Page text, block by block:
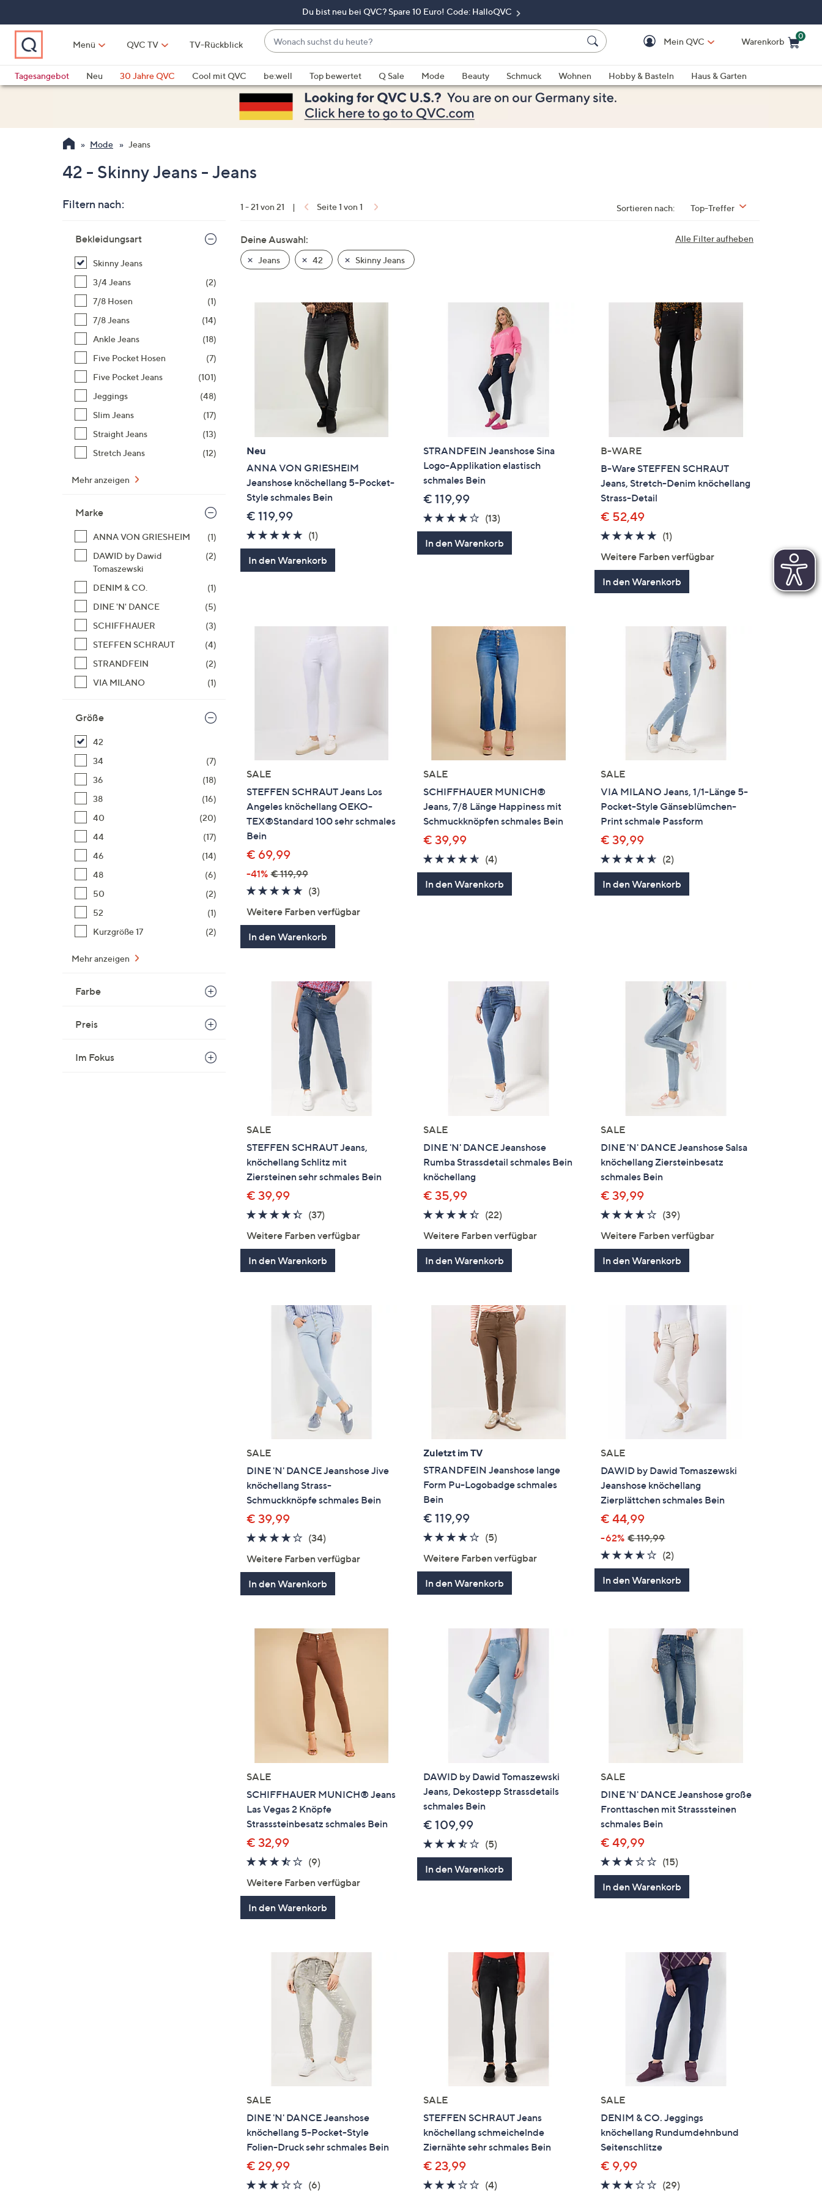
springen
Du bist neu bei QVC? Spare 10 Euro! Code: HalloQVC
Menü QVC TV TV-Rückblick
Wonach
suchst
du
heute?
Vorschläge
verfügbar
sind,
verwenden
und
unten
oder
wischen
anzuzeigen.
Mein QVC Warenkorb
0
Tagesangebot
Neu 30 Jahre QVC Cool mit QVC be:well Top bewertet Q Sale Mode Beauty Schmuck Wohnen Hobby & Basteln
Haus & Garten
Mode Jeans
42 - Skinny Jeans - Jeans
Filtern nach:
Produktliste
Bekleidungsart
Skinny Jeans
3/4 Jeans
(2)
7/8 Hosen
(1)
7/8 Jeans
(14)
Ankle Jeans
(18)
Five Pocket Hosen
(7)
Five Pocket Jeans
(101)
Jeggings
(48)
Slim Jeans
(17)
Straight Jeans
(13)
Stretch Jeans
(12)
Mehr anzeigen
Marke
ANNA VON GRIESHEIM
(1)
DAWID by Dawid
Tomaszewski
(2)
DENIM & CO.
(1)
DINE 'N' DANCE
(5)
SCHIFFHAUER
(3)
STEFFEN SCHRAUT
(4)
STRANDFEIN
(2)
VIA MILANO
(1)
Größe
42
34
(7)
36
(18)
38
(16)
40
(20)
44
(17)
46
(14)
48
(6)
50
(2)
52
(1)
Kurzgröße 17
(2)
Mehr anzeigen
Farbe
Preis
Im Fokus
1 - 21 von 21 | Seite 1 von 1 Sortieren nach: Top-Treffer
Alle Filter aufheben
Deine Auswahl:
Jeans 42 Skinny Jeans
Neu
ANNA VON GRIESHEIM
Jeanshose knöchellang 5-Pocket-
Style schmales Bein
€ 119,99
5.0
von
5
(1)1
Bewertungen
In den Warenkorb
STRANDFEIN Jeanshose Sina
Logo-Applikation elastisch
schmales Bein
€ 119,99
4.0
von
5
(13)
Bewertungen
In den Warenkorb
B-WARE
B-Ware STEFFEN SCHRAUT
Jeans, Stretch-Denim knöchellang
Strass-Detail
€ 52,49
5.0
5
(1)
Weitere Farben verfügbar
In den Warenkorb
SALE
STEFFEN SCHRAUT Jeans Los
Angeles knöchellang OEKO-
TEX®Standard 100 sehr schmales
Bein
€ 69,99
-41% € 119,99
4.7
(3)3
Weitere Farben verfügbar
In den Warenkorb
SALE
SCHIFFHAUER MUNICH®
Jeans, 7/8 Länge Happiness mit
Schmuckknöpfen schmales Bein
€ 39,99
4.5
von
5
(4)
Bewertungen
In den Warenkorb
SALE
VIA MILANO Jeans, 1/1-Länge 5-
Pocket-Style Gänseblümchen-
Print schmale Passform
€ 39,99
4.5
von
5
(2)
Bewertungen
In den Warenkorb
SALE
STEFFEN SCHRAUT Jeans,
knöchellang Schlitz mit
Ziersteinen sehr schmales Bein
€ 39,99
4.3
5
(37)37
Weitere Farben verfügbar
In den Warenkorb
SALE
DINE 'N' DANCE Jeanshose
Rumba Strassdetail schmales Bein
knöchellang
€ 35,99
4.3
5
(22)
Weitere Farben verfügbar
In den Warenkorb
SALE
DINE 'N' DANCE Jeanshose Salsa
knöchellang Ziersteinbesatz
schmales Bein
€ 39,99
4.2
5
(39)
Weitere Farben verfügbar
In den Warenkorb
SALE
DINE 'N' DANCE Jeanshose Jive
knöchellang Strass-
Schmuckknöpfe schmales Bein
€ 39,99
3.9
(34)34
Weitere Farben verfügbar
In den Warenkorb
Zuletzt im TV
STRANDFEIN Jeanshose lange
Form Pu-Logobadge schmales
Bein
€ 119,99
3.8
(5)
Weitere Farben verfügbar
In den Warenkorb
SALE
DAWID by Dawid Tomaszewski
Jeanshose knöchellang
Zierplättchen schmales Bein
€ 44,99
-62% € 119,99
3.5
von
5
(2)
Bewertungen
In den Warenkorb
SALE
SCHIFFHAUER MUNICH® Jeans
Las Vegas 2 Knöpfe
Strasssteinbesatz schmales Bein
€ 32,99
3.4
5
(9)9
Weitere Farben verfügbar
In den Warenkorb
DAWID by Dawid Tomaszewski
Jeans, Dekostepp Strassdetails
schmales Bein
€ 109,99
3.4
von
5
(5)
Bewertungen
In den Warenkorb
SALE
DINE 'N' DANCE Jeanshose große
Fronttaschen mit Strasssteinen
schmales Bein
€ 49,99
3.1
von
5
(15)
Bewertungen
In den Warenkorb
SALE
DINE 'N' DANCE Jeanshose
knöchellang 5-Pocket-Style
Folien-Druck sehr schmales Bein
€ 29,99
3.0
(6)6
SALE
STEFFEN SCHRAUT Jeans
knöchellang schmeichelnde
Ziernähte sehr schmales Bein
€ 23,99
2.8
(4)
SALE
DENIM & CO. Jeggings
knöchellang Rundumdehnbund
Seitenschlitze
€ 9,99
2.6
(29)